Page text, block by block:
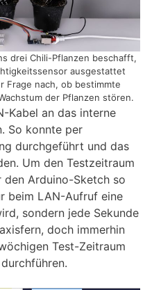
drei Chili-Pflanzen beschafft,
ausgestattet
Frage nach, ob bestimmte
der Pflanzen stören.
Kabel an das interne
So konnte per
durchgeführt und das
Um den Testzeitraum
den Arduino-Sketch so
beim LAN-Aufruf eine
sondern jede Sekunde
doch immerhin
Test-Zeitraum